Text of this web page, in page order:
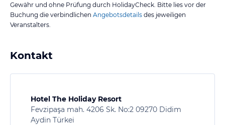
Gewähr und ohne Prüfung durch HolidayCheck. Bitte lies vor der
Buchung die verbindlichen Angebotsdetails des jeweiligen
Veranstalters.
Kontakt
Hotel The Holiday Resort
Fevzipaşa mah. 4206 Sk. No:2 09270 Didim
Aydin Türkei